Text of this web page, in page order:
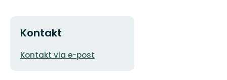
Kontakt
E-
Kontakt via e-post